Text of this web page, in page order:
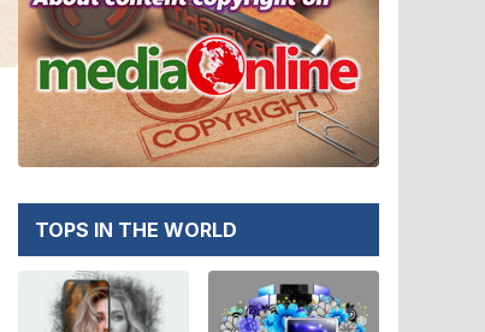
TOPS IN THE WORLD